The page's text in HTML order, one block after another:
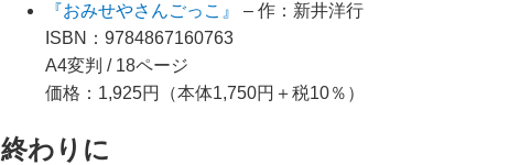
『おみせやさんごっこ』
– 作：新井洋行
ISBN：9784867160763
A4変判 / 18ページ
価格：1,925円（本体1,750円＋税10％）
終わりに